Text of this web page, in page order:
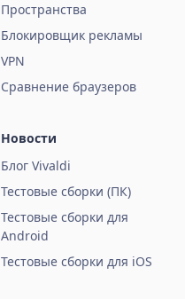
Пространства
Блокировщик рекламы
VPN
Сравнение браузеров
Новости
Блог Vivaldi
Тестовые сборки (ПК)
Тестовые сборки для
Android
Тестовые сборки для iOS